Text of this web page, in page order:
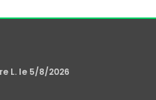
L. le 5/8/2026